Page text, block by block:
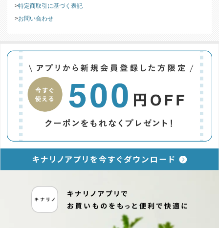
会社情報
特定商取引に基づく表記